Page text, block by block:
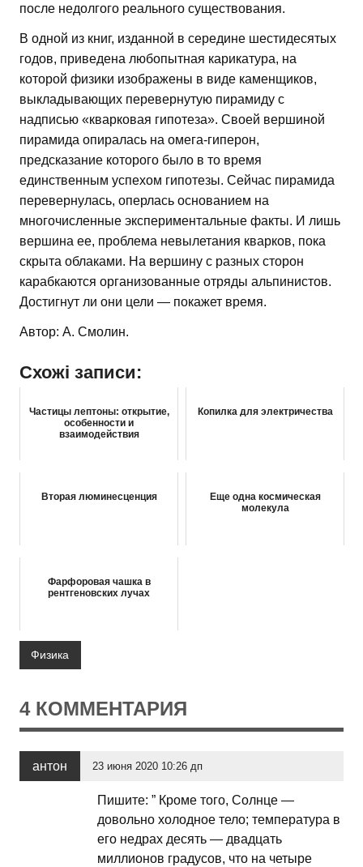
после недолгого реального существования.
В одной из книг, изданной в середине шестидесятых
годов, приведена любопытная карикатура, на
которой физики изображены в виде каменщиков,
выкладывающих перевернутую пирамиду с
надписью «кварковая гипотеза». Своей вершиной
пирамида опиралась на омега-гиперон,
предсказание которого было в то время
единственным успехом гипотезы. Сейчас пирамида
перевернулась, оперлась основанием на
многочисленные экспериментальные факты. И лишь
вершина ее, проблема невылетания кварков, пока
скрыта облаками. На вершину с разных сторон
карабкаются организованные отряды альпинистов.
Достигнут ли они цели — покажет время.
Автор: А. Смолин.
Схожі записи:
Частицы лептоны: открытие,
особенности и
взаимодействия
Копилка для электричества
Вторая люминесценция
Еще одна космическая
молекула
Фарфоровая чашка в
рентгеновских лучах
Физика
4 КОММЕНТАРИЯ
антон 23 июня 2020 10:26 дп
Пишите: ” Кроме того, Солнце —
довольно холодное тело; температура в
его недрах десять — двадцать
миллионов градусов, что на четыре